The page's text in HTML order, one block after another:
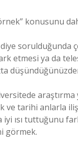
konusunu
sorulduğunda
etmesi ya da
ve tarihi anlarla
iyi ısı tuttuğunu
görmek.